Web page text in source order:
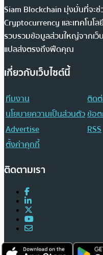
Siam Blockchain มุ่งมั่นที่จะ
Cryptocurrency และเทคโนโ
รวบรวมข้อมูลส่วนใหญ่จากเว็
แปลส่งตรงถึงฟีดคุณ
เกี่ยวกับเว็บไซต์นี้
ทีมงาน
ติดต่
นโยบายความเป็นส่วนตัวข้อต
Advertise
RSS
ตั้งค่าคุกกี้
ติดตามเรา